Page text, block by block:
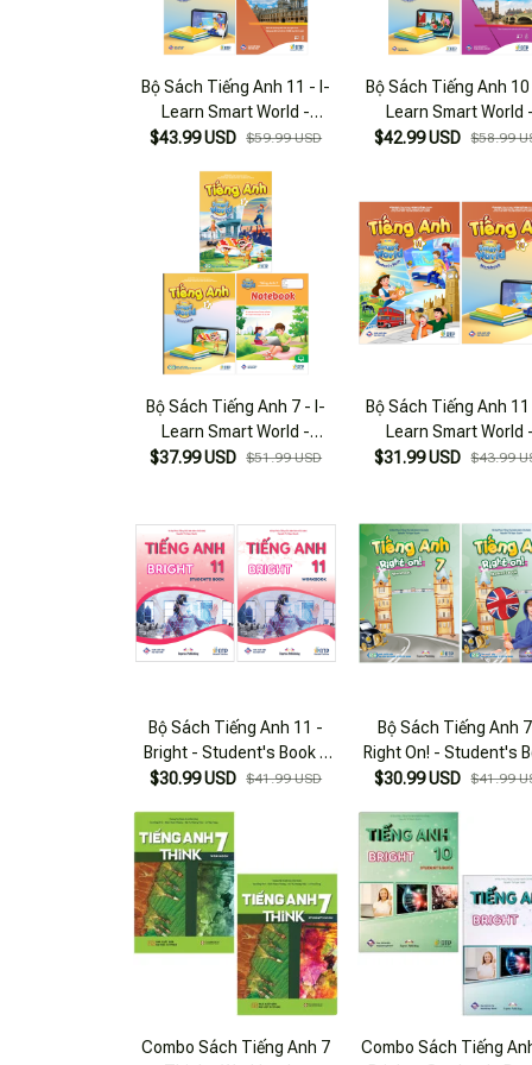
Bộ Sách Tiếng Anh 11 - I-
Learn Smart World -
Student's Book + Workbook
Cuốn)
$43.99 USD $59.99 USD
Bộ Sách Tiếng Anh
Learn Smart World -
Student's Book +
$42.99 USD $58.99
Bộ Sách Tiếng Anh 7 - I-
Learn Smart World -
Student's Book + Workbook
$37.99 USD $51.99 USD
Bộ Sách Tiếng Anh
Learn Smart World
Student's Book +
$31.99 USD $43.99
Bộ Sách Tiếng Anh 11 -
Bright - Student's Book +
Workbook (Bộ 2 Cuốn)
$30.99 USD $41.99 USD
Bộ Sách Tiếng Anh
Right On! - Student's
+ Workbook (Bộ 2
$30.99 USD $41.99
Combo Sách Tiếng Anh 7
Combo Sách Tiếng